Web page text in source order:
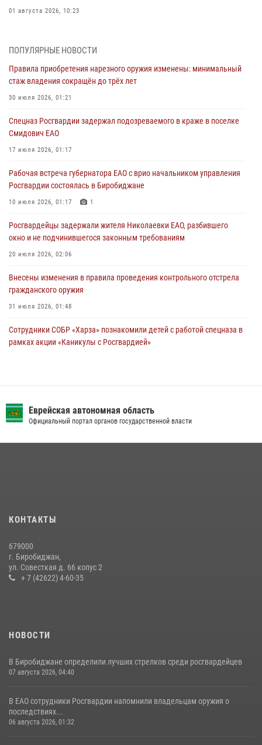
01 августа 2026, 10:23
Российской Федерации
В Росгвардии вспоминают российских воинов, погибших в Первой
мировой войне 1914-1918 годов
Внесены изменения в правила проведения контрольного отстрела
гражданского оружия
Правила приобретения нарезного оружия изменены: минимальный
стаж владения сокращён до трёх лет
ПОПУЛЯРНЫЕ НОВОСТИ
Правила приобретения нарезного оружия изменены: минимальный
стаж владения сокращён до трёх лет
30 июля 2026, 01:21
Спецназ Росгвардии задержал подозреваемого в краже в поселке
Смидович ЕАО
17 июля 2026, 01:17
Рабочая встреча губернатора ЕАО с врио начальником управления
Росгвардии состоялась в Биробиджане
10 июля 2026, 01:17 1
Росгвардейцы задержали жителя Николаевки ЕАО, разбившего
окно и не подчинившегося законным требованиям
20 июля 2026, 02:06
Внесены изменения в правила проведения контрольного отстрела
гражданского оружия
31 июля 2026, 01:48
Сотрудники СОБР «Харза» познакомили детей с работой спецназа в
рамках акции «Каникулы с Росгвардией»
21 июля 2026, 04:18
13 июля 2026, 02:04
гражданского оружия в ЕАО
16 июля 2026, 02:01
Еврейская автономная область
Официальный портал органов государственной власти
КОНТАКТЫ
679000
г. Биробиджан,
ул. Совесткая д. 66 копус 2
+ 7 (42622) 4-60-35
НОВОСТИ
В Биробиджане определили лучших стрелков среди росгвардейцев
07 августа 2026, 04:40
В ЕАО сотрудники Росгвардии напомнили владельцам оружия о
последствиях...
06 августа 2026, 01:32